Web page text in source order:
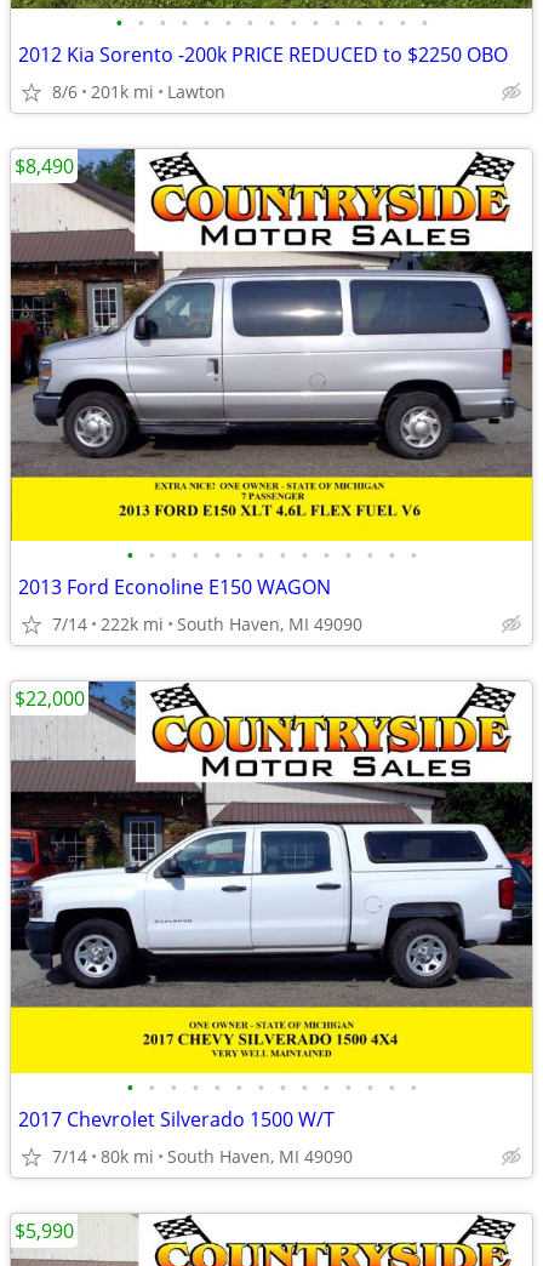
• • • • • • • • • • • • • • •
2012 Kia Sorento -200k PRICE REDUCED to $2250 OBO
8/6 201k mi Lawton
• • • • • • • • • • • • • •
2013 Ford Econoline E150 WAGON
7/14 222k mi South Haven, MI 49090
$8,490
• • • • • • • • • • • • • •
2017 Chevrolet Silverado 1500 W/T
7/14 80k mi South Haven, MI 49090
$22,000
$5,990